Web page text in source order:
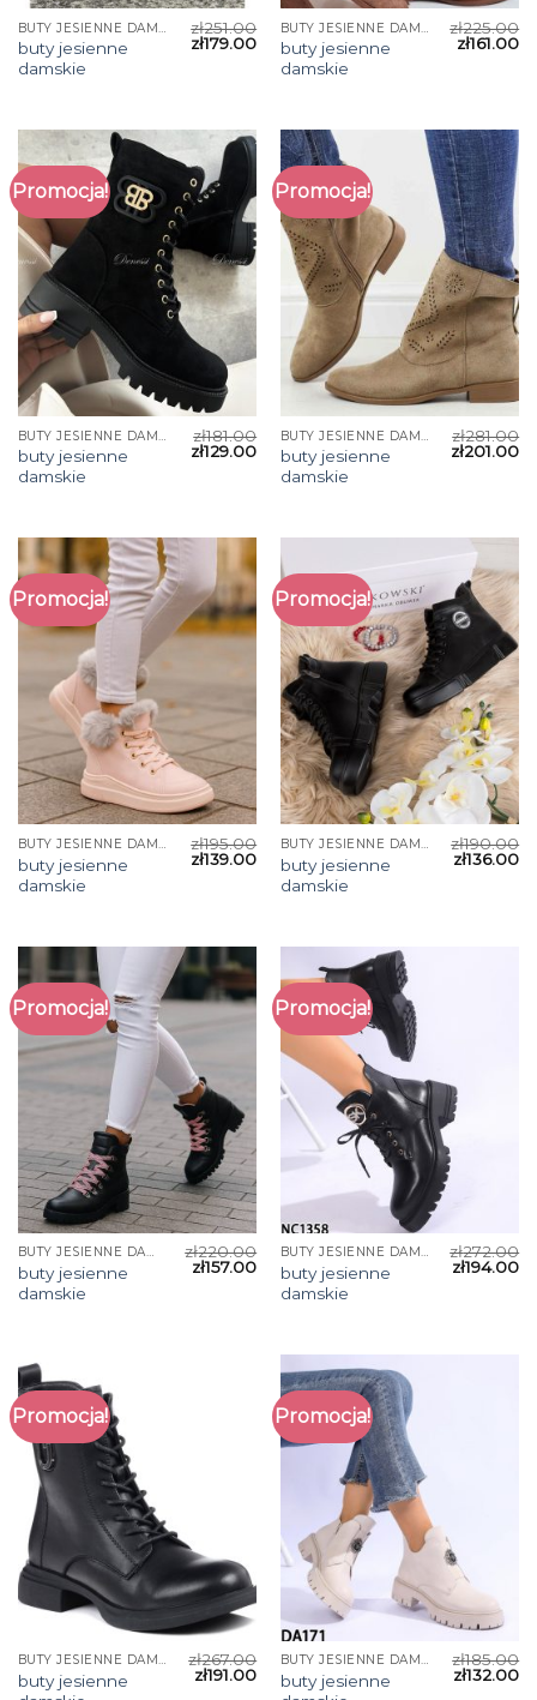
buty jesienne
damskie
zł251.00
zł179.00
buty jesienne
damskie
zł225.00
zł161.00
Promocja!
BUTY JESIENNE DAMSKIE
buty jesienne
damskie
zł181.00
zł129.00
Promocja!
BUTY JESIENNE DAMSKIE
buty jesienne
damskie
zł281.00
zł201.00
Promocja!
BUTY JESIENNE DAMSKIE
buty jesienne
damskie
zł195.00
zł139.00
Promocja!
BUTY JESIENNE DAMSKIE
buty jesienne
damskie
zł190.00
zł136.00
Promocja!
BUTY JESIENNE DAMSKIE
buty jesienne
damskie
zł220.00
zł157.00
Promocja!
BUTY JESIENNE DAMSKIE
buty jesienne
damskie
zł272.00
zł194.00
Promocja!
BUTY JESIENNE DAMSKIE
buty jesienne
zł267.00
zł191.00
Promocja!
BUTY JESIENNE DAMSKIE
buty jesienne
zł185.00
zł132.00